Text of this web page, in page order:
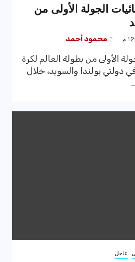
الجولة الأولى من
محمود أحمد
الأولى من بطولة العالم لكرة
في دولتي بولندا والسويد، خلال
عاجل